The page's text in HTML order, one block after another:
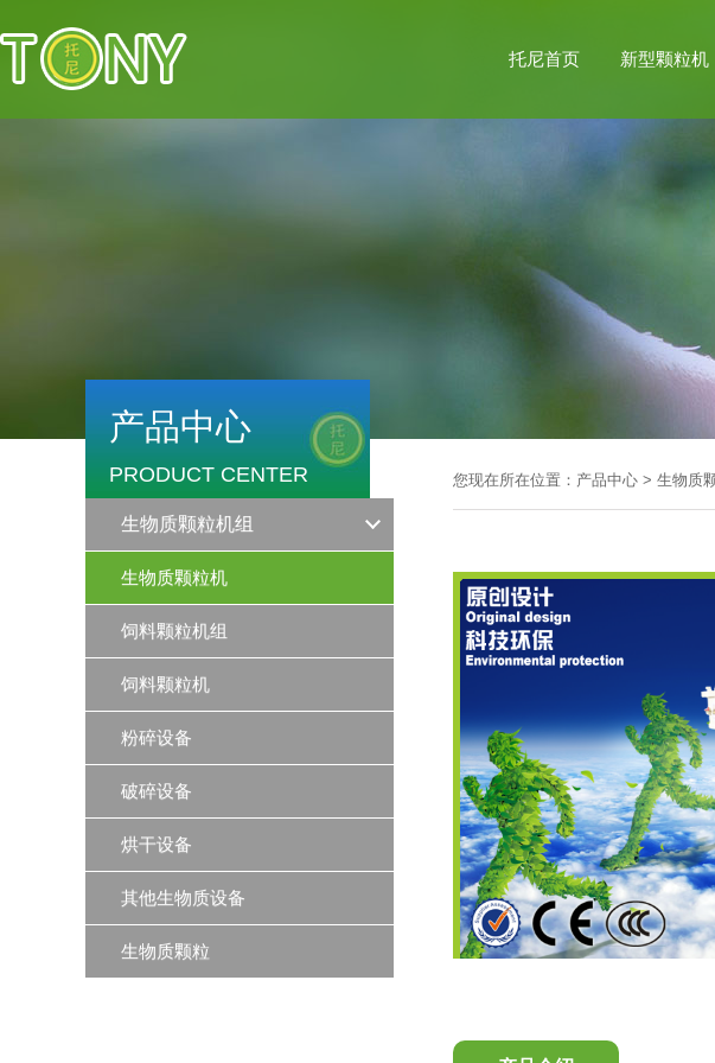
托尼首页 新型颗粒机
产品中心
PRODUCT CENTER
生物质颗粒机组
生物质颗粒机
饲料颗粒机组
饲料颗粒机
粉碎设备
破碎设备
烘干设备
其他生物质设备
生物质颗粒
您现在所在位置： 产品中心 > 生物质